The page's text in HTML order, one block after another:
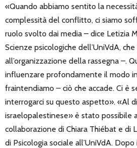
«Quando abbiamo sentito la
complessità del conflitto, ci siamo
ruolo svolto dai media – dice Letizia
Scienze psicologiche dell’UniVdA,
all’organizzazione della rassegna –.
influenzare profondamente il modo
fraintendiamo – ciò che accade. Ci è
interrogarci su questo aspetto». «Al
israelopalestinese» è stato possibile
collaborazione di Chiara Thiébat e di
di Psicologia sociale all’UniVdA.